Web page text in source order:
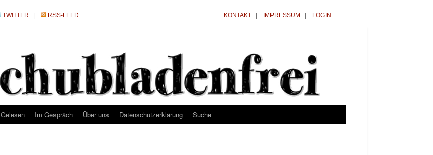
TWITTER RSS-FEED KONTAKT IMPRESSUM LOGIN
Gelesen Im Gespräch Über uns Datenschutzerklärung Suche